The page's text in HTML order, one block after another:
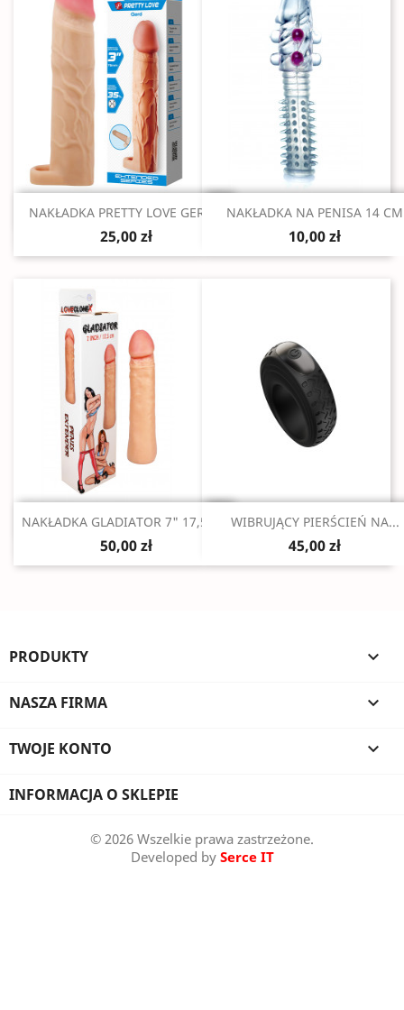
Szybki podgląd
NAKŁADKA PRETTY LOVE GERD...
25,00 zł
Szybki podgląd
NAKŁADKA NA PENISA 14 CM
10,00 zł
Szybki podgląd
NAKŁADKA GLADIATOR 7" 17,5 CM
50,00 zł
Szybki podgląd
WIBRUJĄCY PIERŚCIEŃ NA...
45,00 zł
PRODUKTY 
NASZA FIRMA 
TWOJE KONTO 
INFORMACJA O SKLEPIE
© 2026 Wszelkie prawa zastrzeżone.
Developed by Serce IT